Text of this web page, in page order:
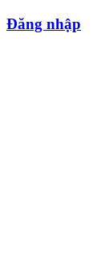
Đăng nhập